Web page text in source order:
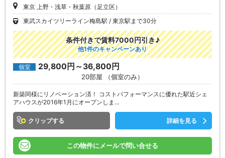
東京 上野・浅草・秋葉原（足立区）
東武スカイツリーライン梅島駅
東京駅まで30分
条件付きで賃料7000円引き♪
他1件のキャンペーンあり
個室 29,800円～36,800円
20部屋 （個室のみ）
新築同様にリノベーション済！ コストパフォーマンスに優れた駅近シェ
アハウスが2016年1月にオープンしま…
クリップ 詳細を見る
この物件にメールで問い合せる